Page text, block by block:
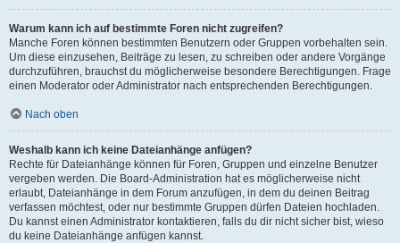
Warum kann ich auf bestimmte Foren nicht zugreifen?
Manche Foren können bestimmten Benutzern oder Gruppen vorbehalten sein.
Um diese einzusehen, Beiträge zu lesen, zu schreiben oder andere Vorgänge
durchzuführen, brauchst du möglicherweise besondere Berechtigungen. Frage
einen Moderator oder Administrator nach entsprechenden Berechtigungen.
Nach oben
Weshalb kann ich keine Dateianhänge anfügen?
Rechte für Dateianhänge können für Foren, Gruppen und einzelne Benutzer
vergeben werden. Die Board-Administration hat es möglicherweise nicht
erlaubt, Dateianhänge in dem Forum anzufügen, in dem du deinen Beitrag
verfassen möchtest, oder nur bestimmte Gruppen dürfen Dateien hochladen.
Du kannst einen Administrator kontaktieren, falls du dir nicht sicher bist, wieso
du keine Dateianhänge anfügen kannst.